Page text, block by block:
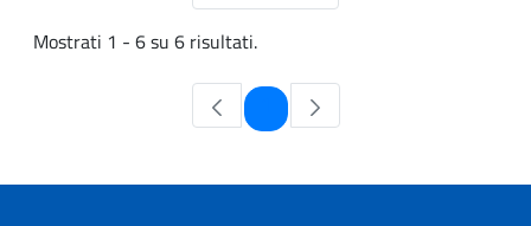
Mostrati 1 - 6 su 6 risultati.
Pagina